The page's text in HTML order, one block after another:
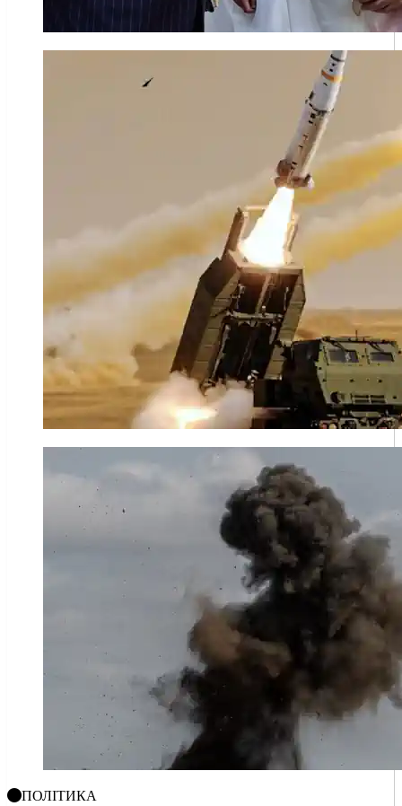
ПОЛІТИКА